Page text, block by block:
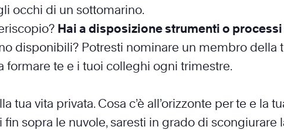
occhi di un sottomarino.
Hai a disposizione strumenti o
disponibili? Potresti nominare un membro della
formare te e i tuoi colleghi ogni trimestre.
tua vita privata. Cosa c’è all’orizzonte per te e la
fin sopra le nuvole, saresti in grado di scongiurare